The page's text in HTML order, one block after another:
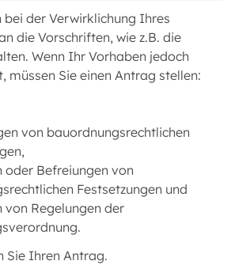
bei der Verwirklichung Ihres
die Vorschriften, wie z.B. die
Wenn Ihr Vorhaben jedoch
müssen Sie einen Antrag stellen:
von bauordnungsrechtlichen
oder Befreiungen von
Festsetzungen und
von Regelungen der
Sie Ihren Antrag.